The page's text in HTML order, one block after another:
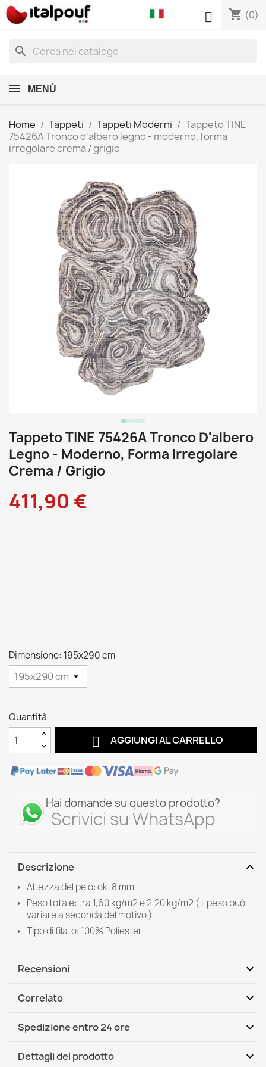
shopping_cart (0)

search
MENÙ
Home Tappeti Tappeti Moderni
Tappeto TINE
75426A Tronco d'albero legno - moderno, forma
irregolare crema / grigio
Tappeto TINE 75426A Tronco D'albero
Legno - Moderno, Forma Irregolare
Crema / Grigio
411,90 €
Dimensione: 195x290 cm
Quantità
 AGGIUNGI AL CARRELLO
Hai domande su questo prodotto?
Scrivici su WhatsApp
Descrizione expand_more
Altezza del pelo: ok. 8 mm
Peso totale: tra 1,60 kg/m2 e 2,20 kg/m2 ( il peso può
variare a seconda del motivo )
Tipo di filato: 100% Poliester
Recensioni expand_more
Correlato expand_more
Spedizione entro 24 ore expand_more
DHL / GLS International
Dettagli del prodotto expand_more